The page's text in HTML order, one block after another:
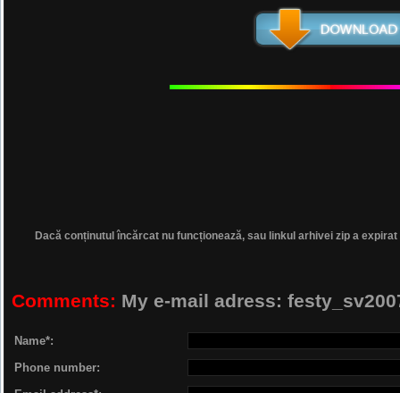
Dacă conținutul încărcat nu funcționează, sau linkul arhivei zip a
Comments: My e-mail adress:
Name*:
Phone number: